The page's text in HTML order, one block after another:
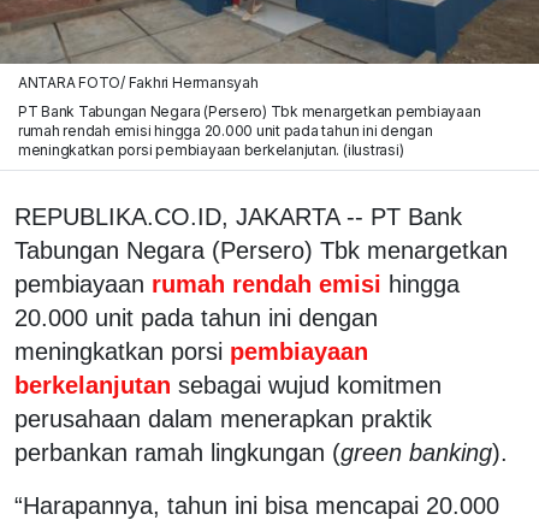
ANTARA FOTO/ Fakhri Hermansyah
PT Bank Tabungan Negara (Persero) Tbk menargetkan pembiayaan
rumah rendah emisi hingga 20.000 unit pada tahun ini dengan
meningkatkan porsi pembiayaan berkelanjutan. (ilustrasi)
REPUBLIKA.CO.ID, JAKARTA -- PT Bank
Tabungan Negara (Persero) Tbk menargetkan
pembiayaan rumah rendah emisi hingga
20.000 unit pada tahun ini dengan
meningkatkan porsi pembiayaan
berkelanjutan sebagai wujud komitmen
perusahaan dalam menerapkan praktik
perbankan ramah lingkungan (green banking).
“Harapannya, tahun ini bisa mencapai 20.000